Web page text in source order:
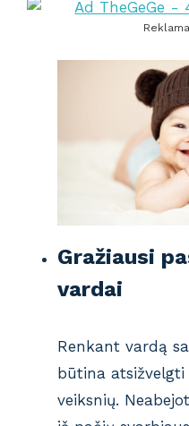
Reklama
Gražiausi
vardai
Renkant vardą
būtina
veiksnių.